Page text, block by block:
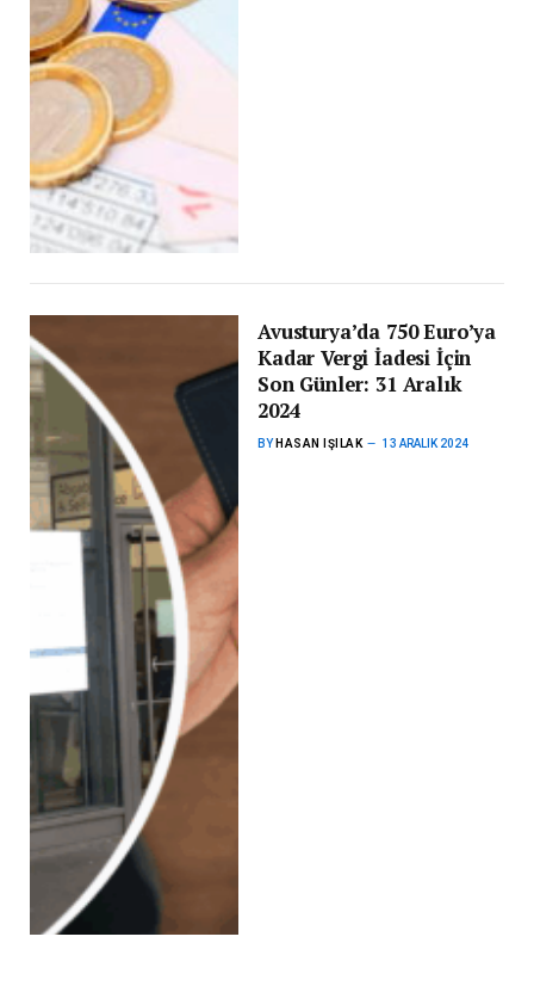
Avusturya’da 750 Euro’ya
Kadar Vergi İadesi İçin
Son Günler: 31 Aralık
2024
BY HASAN IŞILAK 13 ARALIK 2024